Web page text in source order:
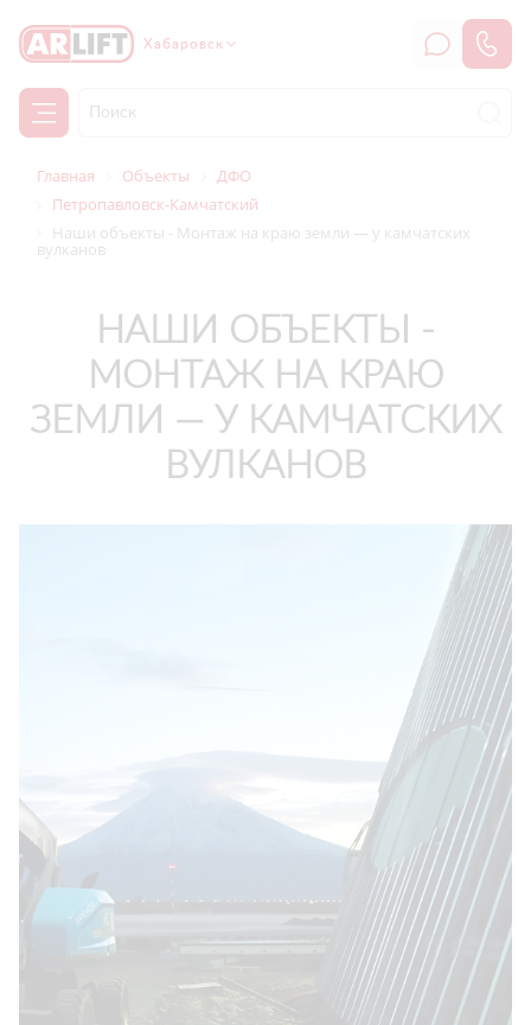
Хабаровск
Главная Объекты
ДФО
Петропавловск-Камчатский
Наши объекты - Монтаж на краю земли — у камчатских
вулканов
НАШИ ОБЪЕКТЫ -
МОНТАЖ НА КРАЮ
ЗЕМЛИ — У КАМЧАТСКИХ
ВУЛКАНОВ